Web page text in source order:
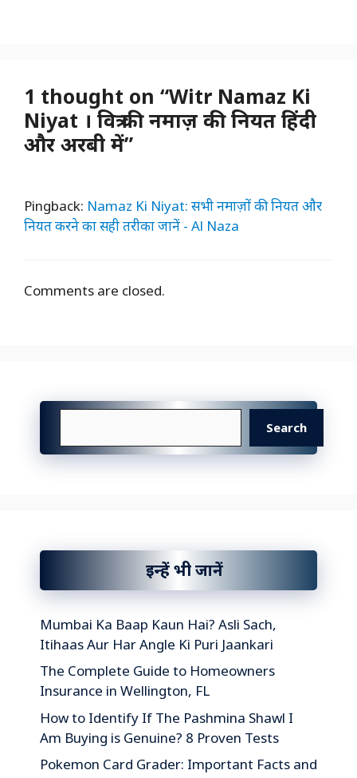
1 thought on “Witr Namaz Ki
Niyat । वित्र की नमाज़ की नियत हिंदी
और अरबी में”
Pingback: Namaz Ki Niyat: सभी नमाज़ों की नियत और
नियत करने का सही तरीका जानें - Al Naza
Comments are closed.
Search
इन्हें भी जानें
Mumbai Ka Baap Kaun Hai? Asli Sach,
Itihaas Aur Har Angle Ki Puri Jaankari
The Complete Guide to Homeowners
Insurance in Wellington, FL
How to Identify If The Pashmina Shawl I
Am Buying is Genuine? 8 Proven Tests
Pokemon Card Grader: Important Facts and